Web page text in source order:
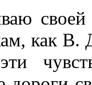
как В.